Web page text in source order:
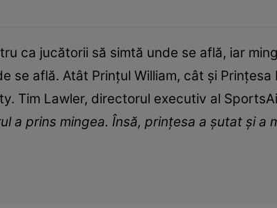
ca jucătorii să simtă unde se află, iar
se află. Atât Prințul William, cât și
Tim Lawler, directorul executiv al
a prins mingea. Însă, prințesa a șutat și a